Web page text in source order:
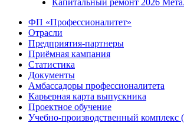
Капитальный ремонт 2026
ФП «Профессионалитет»
Отрасли
Предприятия-партнеры
Приёмная кампания
Статистика
Документы
Амбассадоры профессионалитета
Карьерная карта выпускника
Проектное обучение
Учебно-производственный